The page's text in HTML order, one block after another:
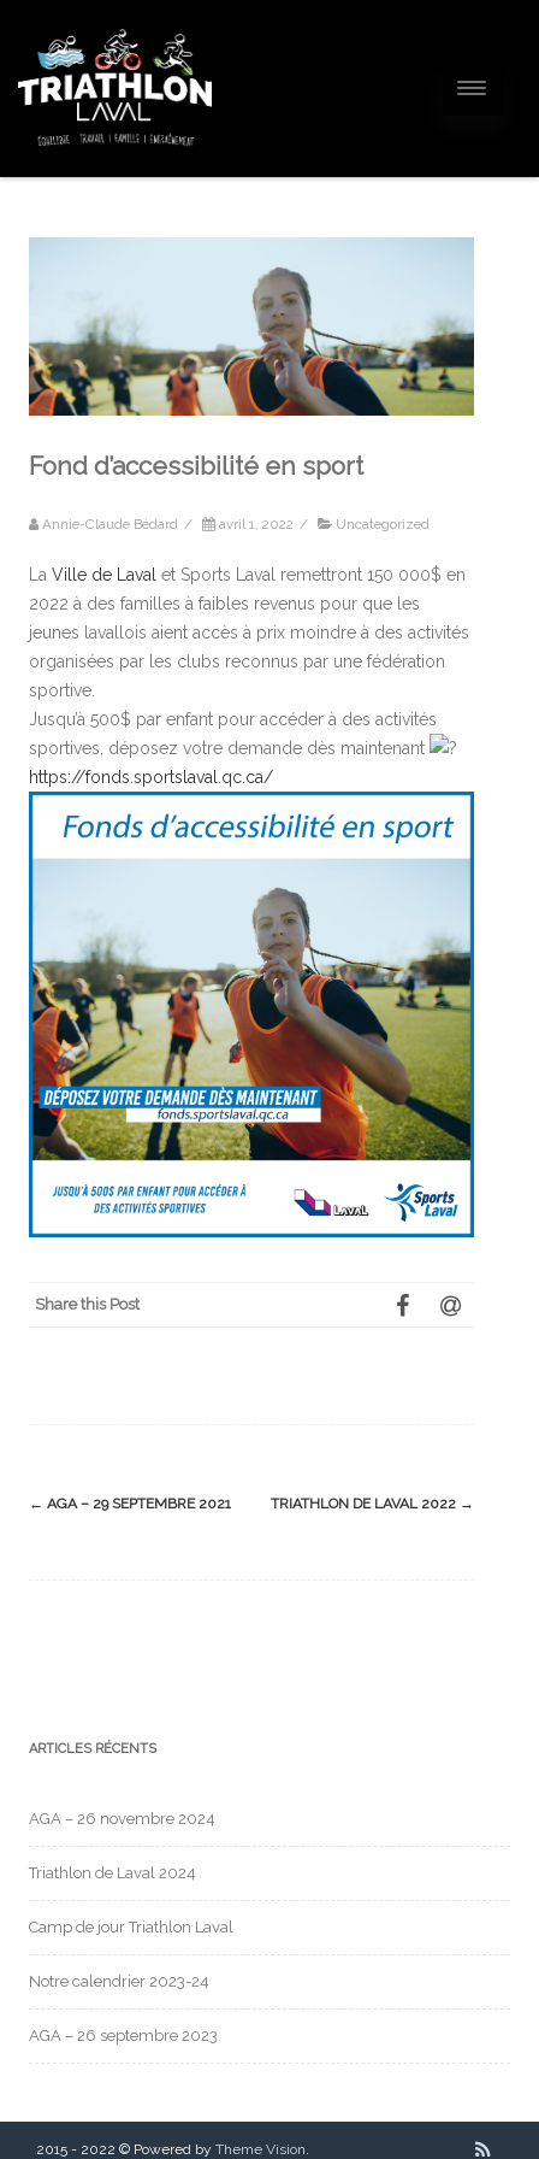
Fond d’accessibilité en sport
Annie-Claude Bédard / avril 1, 2022 / Uncategorized
La Ville de Laval et Sports Laval remettront 150 000$ en
2022 à des familles à faibles revenus pour que les
jeunes lavallois aient accès à prix moindre à des activités
organisées par les clubs reconnus par une fédération
sportive.
Jusqu’à 500$ par enfant pour accéder à des activités
sportives, déposez votre demande dès maintenant
https://fonds.sportslaval.qc.ca/
Share this Post
Post
← AGA – 29 SEPTEMBRE 2021 TRIATHLON DE LAVAL 2022 →
ARTICLES RÉCENTS
AGA – 26 novembre 2024
Triathlon de Laval 2024
Camp de jour Triathlon Laval
Notre calendrier 2023-24
AGA – 26 septembre 2023
2015 - 2022 © Powered by Theme Vision